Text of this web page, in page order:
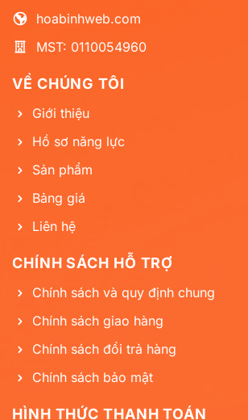
hoabinhweb.com
MST: 0110054960
VỀ CHÚNG TÔI
Giới thiệu
Hồ sơ năng lực
Sản phẩm
Bảng giá
Liên hệ
CHÍNH SÁCH HỖ TRỢ
Chính sách và quy định chung
Chính sách giao hàng
Chính sách đổi trả hàng
Chính sách bảo mật
HÌNH THỨC THANH TOÁN